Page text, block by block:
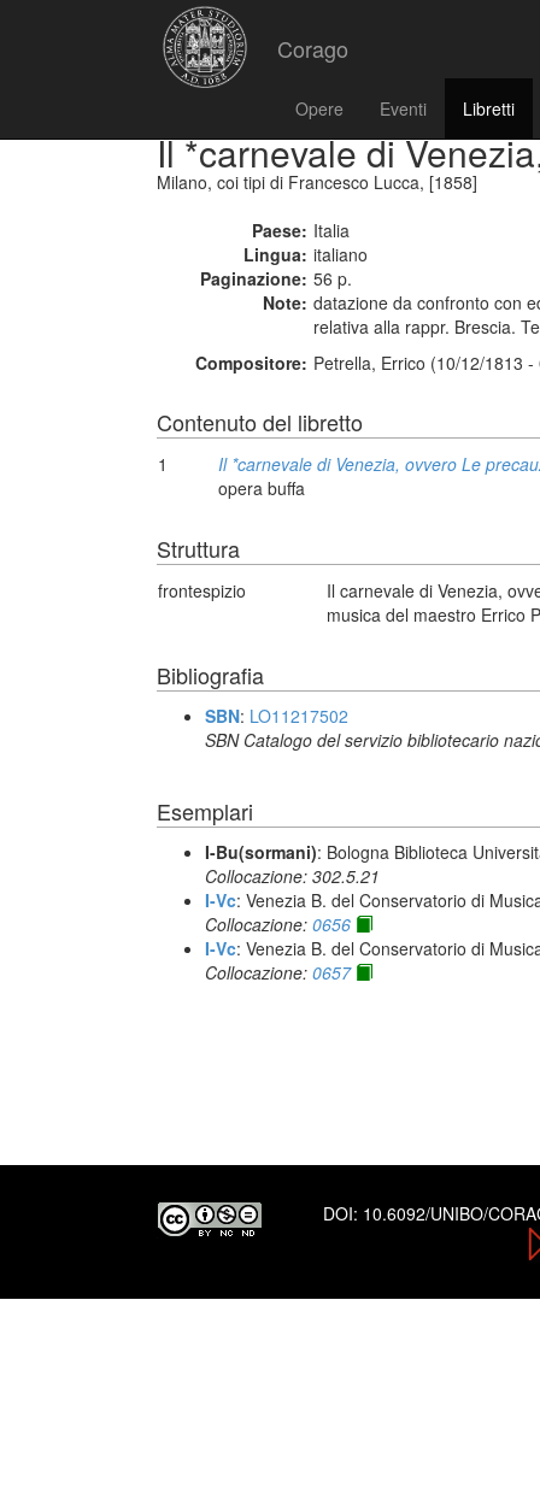
Corago
Opere Eventi Libretti
Il *carnevale di
Milano, coi tipi di Francesco Lucca, [1858]
Paese: Italia
Lingua: italiano
Paginazione: 56 p.
Note: datazione da confronto con
relativa alla rappr. Brescia.
Compositore: Petrella, Errico (10/12/1813
Contenuto del libretto
1
Il *carnevale di Venezia, ovvero Le
opera buffa
Struttura
frontespizio
Il carnevale di Venezia,
musica del maestro Errico
Bibliografia
SBN: LO11217502
SBN Catalogo del servizio bibliotecario
Esemplari
I-Bu(sormani): Bologna Biblioteca
Collocazione: 302.5.21
I-Vc: Venezia B. del Conservatorio di
Collocazione: 0656
I-Vc: Venezia B. del Conservatorio di
Collocazione: 0657
DOI: 10.6092/UNIBO/